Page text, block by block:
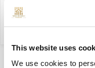
This website uses
We use cookies to